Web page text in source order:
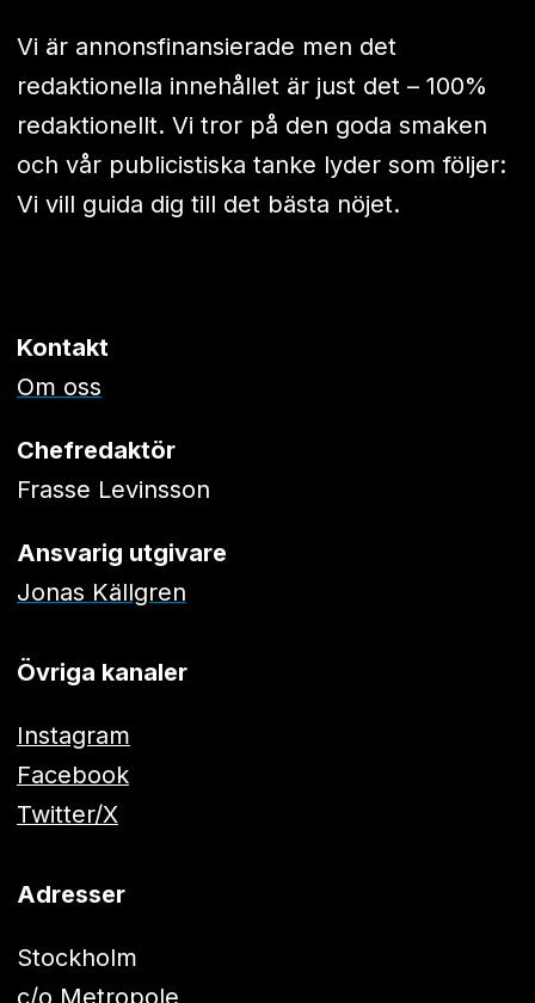
Vi är annonsfinansierade men det
redaktionella innehållet är just det – 100%
redaktionellt. Vi tror på den goda smaken
och vår publicistiska tanke lyder som följer:
Vi vill guida dig till det bästa nöjet.
Kontakt
Om oss
Chefredaktör
Frasse Levinsson
Ansvarig utgivare
Jonas Källgren
Övriga kanaler
Instagram
Facebook
Twitter/X
Adresser
Stockholm
c/o Metropole